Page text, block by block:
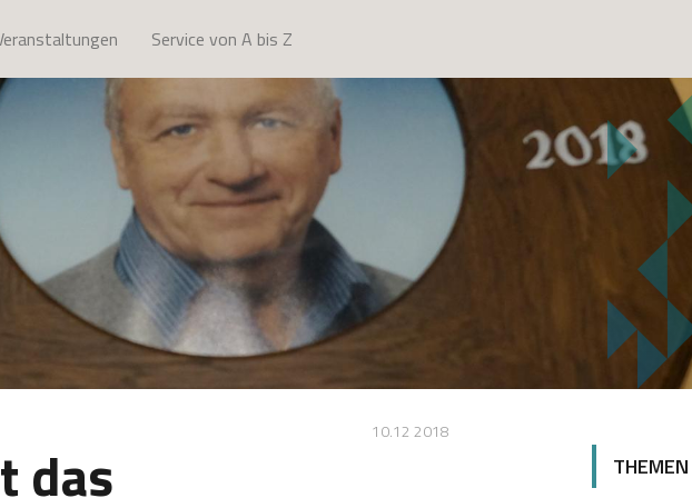
Service von A bis Z
10.12 2018
das THEMEN